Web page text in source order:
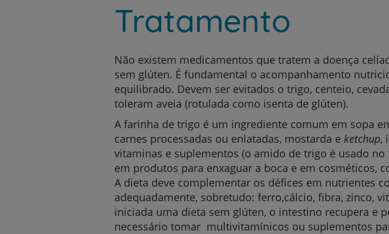
Tratamento
Não existem medicamentos que tratem a doença
sem glúten. É fundamental o acompanhamento
equilibrado. Devem ser evitados o trigo, centeio,
toleram aveia (rotulada como isenta de glúten).
A farinha de trigo é um ingrediente comum em sopa
carnes processadas ou enlatadas, mostarda e ketchup,
vitaminas e suplementos (o amido de trigo é usado
em produtos para enxaguar a boca e em cosméticos,
A dieta deve complementar os défices em nutrientes
adequadamente, sobretudo: ferro,cálcio, fibra, zinco,
iniciada uma dieta sem glúten, o intestino recupera e
necessário tomar multivitamínicos ou suplementos